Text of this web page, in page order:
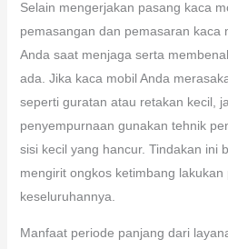
Selain mengerjakan pasang kaca
pemasangan dan pemasaran kaca
Anda saat menjaga serta
ada. Jika kaca mobil Anda
seperti guratan atau retakan kecil,
penyempurnaan gunakan tehnik
sisi kecil yang hancur. Tindakan ini
mengirit ongkos ketimbang lakukan
keseluruhannya.
Manfaat periode panjang dari